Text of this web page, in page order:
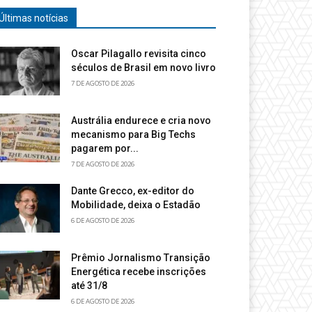
notícias
Oscar Pilagallo revisita cinco
séculos de Brasil em novo livro
7 DE AGOSTO DE 2026
Austrália endurece e cria novo
mecanismo para Big Techs
pagarem por...
7 DE AGOSTO DE 2026
Dante Grecco, ex-editor do
Mobilidade, deixa o Estadão
6 DE AGOSTO DE 2026
Prêmio Jornalismo Transição
Energética recebe inscrições
até 31/8
6 DE AGOSTO DE 2026